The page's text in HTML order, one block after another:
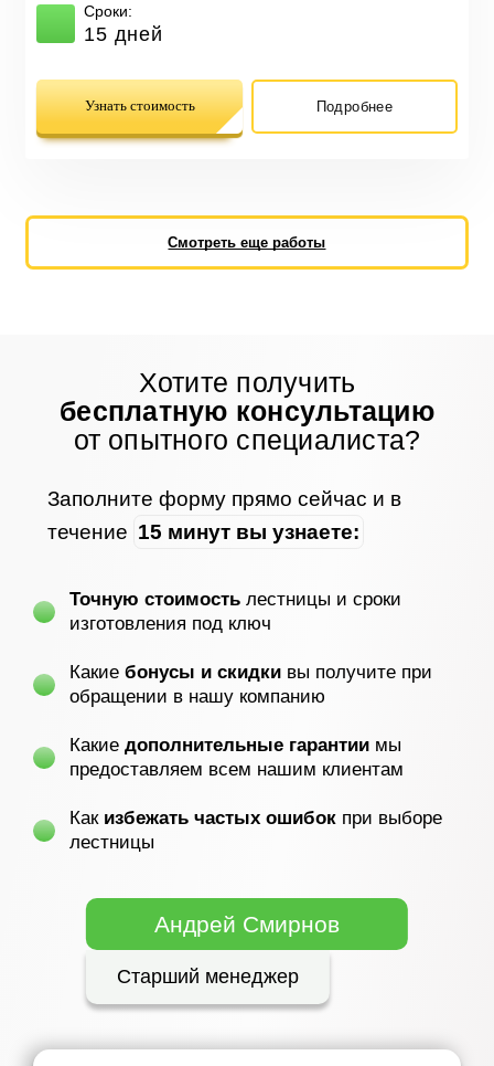
Сроки:
15 дней
Узнать стоимость Подробнее
Смотреть еще работы
Хотите получить
бесплатную консультацию
от опытного специалиста?
Заполните форму прямо сейчас и в
течение 15 минут вы узнаете:
Точную стоимость лестницы и сроки
изготовления под ключ
Какие бонусы и скидки вы получите при
обращении в нашу компанию
Какие дополнительные гарантии мы
предоставляем всем нашим клиентам
Какизбежать частых ошибок при выборе
лестницы
Андрей Смирнов
Старший менеджер